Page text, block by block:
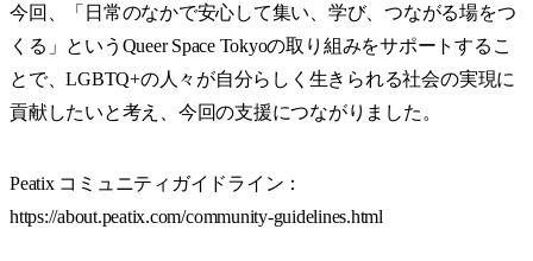
今回、「日常のなかで安心して集い、学び、つながる場をつ
くる」というQueer Space Tokyoの取り組みをサポートするこ
とで、LGBTQ+の人々が自分らしく生きられる社会の実現に
貢献したいと考え、今回の支援につながりました。
Peatix コミュニティガイドライン：
https://about.peatix.com/community-guidelines.html